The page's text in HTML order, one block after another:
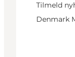
Tilmeld
Denmark